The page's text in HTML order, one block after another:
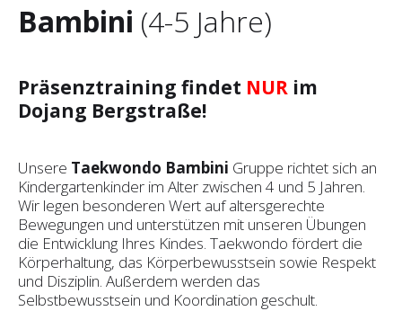
Bambini (4-5 Jahre)
Präsenztraining findet NUR im
Dojang Bergstraße!
Unsere Taekwondo Bambini Gruppe richtet sich an
Kindergartenkinder im Alter zwischen 4 und 5 Jahren.
Wir legen besonderen Wert auf altersgerechte
Bewegungen und unterstützen mit unseren Übungen
die Entwicklung Ihres Kindes. Taekwondo fördert die
Körperhaltung, das Körperbewusstsein sowie Respekt
und Disziplin. Außerdem werden das
Selbstbewusstsein und Koordination geschult.